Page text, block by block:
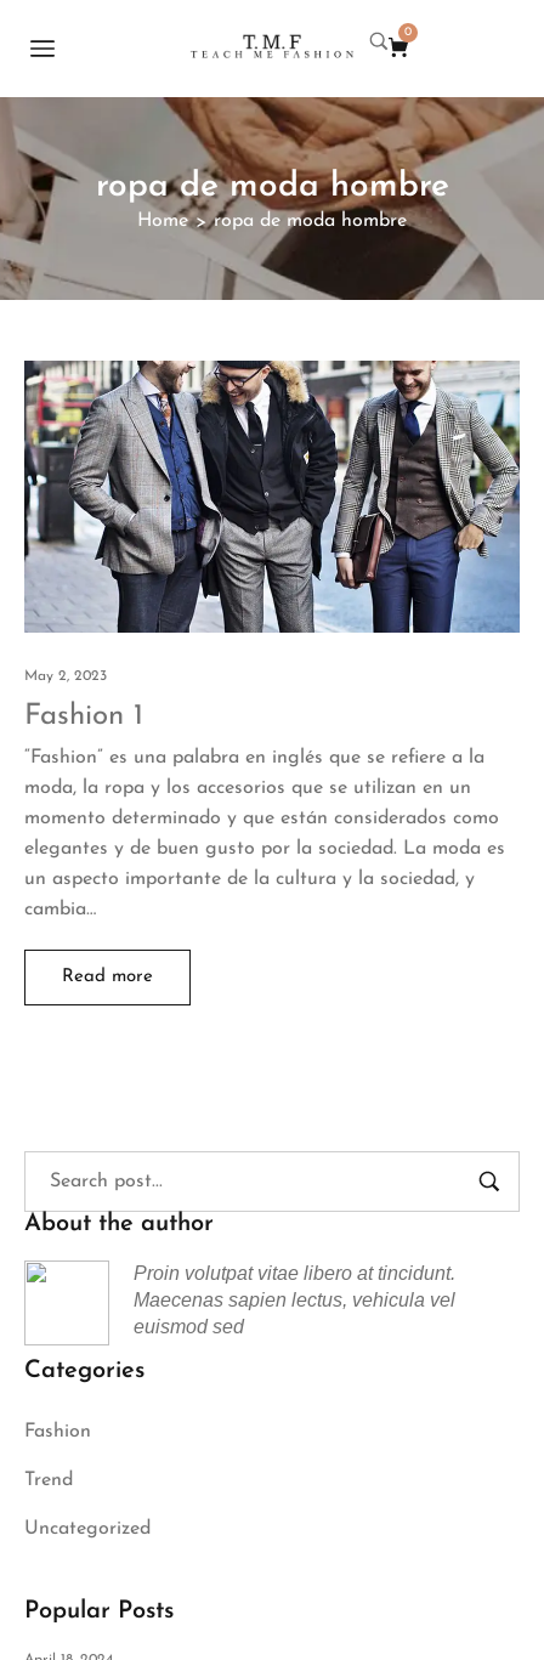
0
ropa de moda hombre
Home > ropa de moda hombre
May 2, 2023
Fashion 1
“Fashion” es una palabra en inglés que se refiere a la
moda, la ropa y los accesorios que se utilizan en un
momento determinado y que están considerados como
elegantes y de buen gusto por la sociedad. La moda es
un aspecto importante de la cultura y la sociedad, y
cambia…
Read more
About the author
Proin volutpat vitae libero at tincidunt.
Maecenas sapien lectus, vehicula vel
euismod sed
Categories
Fashion
Trend
Uncategorized
Popular Posts